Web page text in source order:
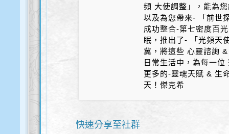
頻 大使調整」，能為
以及為您帶來- 「前世
成功整合-第七密度百
眠，推出了- 「光頻天
冀，將這些 心靈諮詢
日常生活中，為每一
更多的-靈魂天賦 & 生
天！傑克希
快速分享至社群